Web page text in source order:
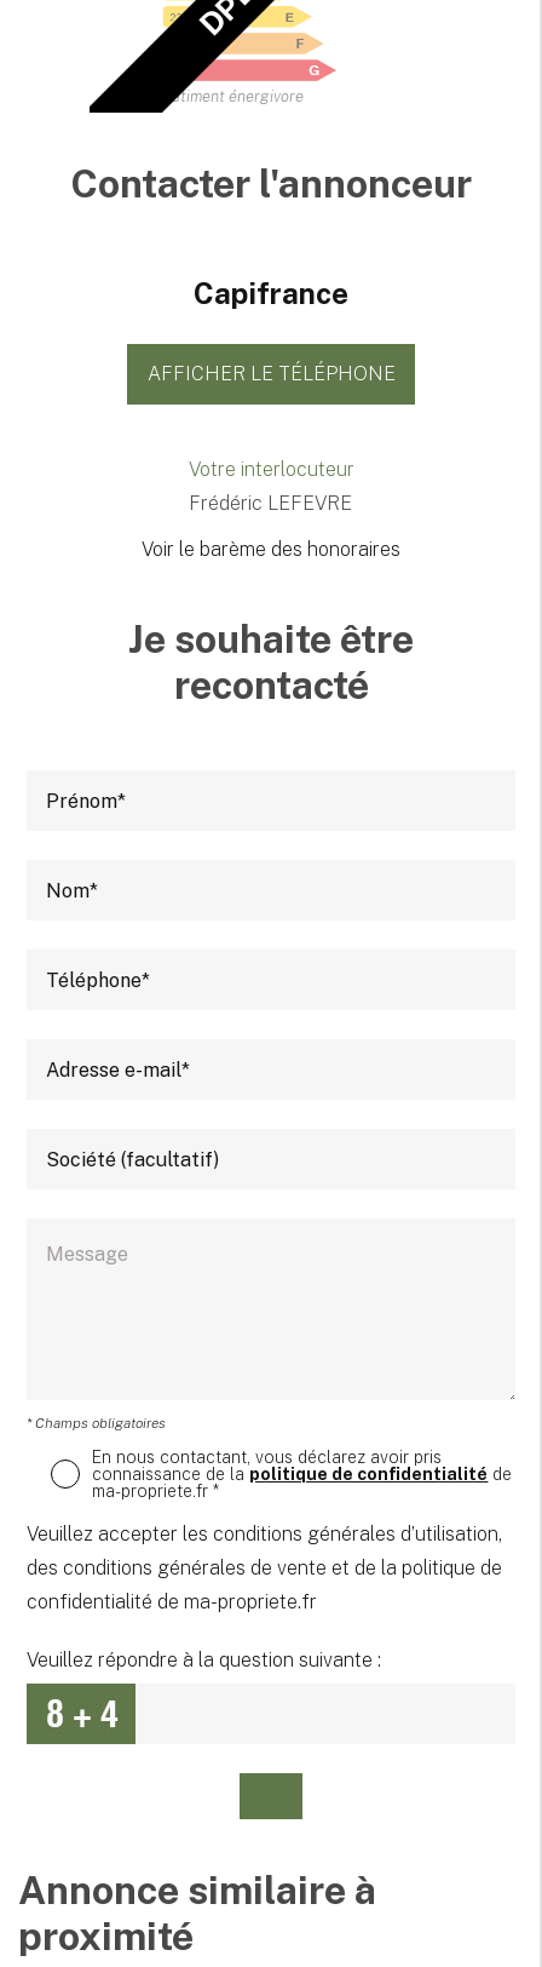
Bâtiment énergivore
Contacter l'annonceur
Capifrance
AFFICHER LE TÉLÉPHONE
Votre interlocuteur
Frédéric LEFEVRE
Voir le barème des honoraires
Je souhaite être
recontacté
* Champs obligatoires
En nous contactant, vous déclarez avoir pris
connaissance de la politique de confidentialité de
ma-propriete.fr *
Veuillez accepter les conditions générales d’utilisation,
des conditions générales de vente et de la politique de
confidentialité de ma-propriete.fr
Veuillez répondre à la question suivante :
Annonce similaire à
proximité